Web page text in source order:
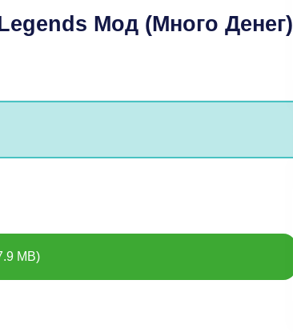
Мод (Много Денег)
MB)